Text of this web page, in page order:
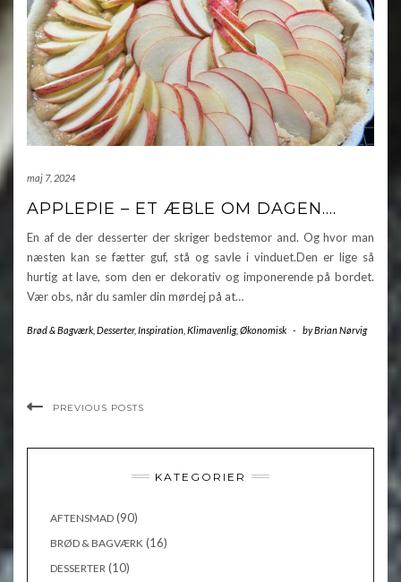
maj 7, 2024
APPLEPIE – ET ÆBLE OM DAGEN….
En af de der desserter der skriger bedstemor and. Og hvor man
næsten kan se fætter guf, stå og savle i vinduet.Den er lige så
hurtig at lave, som den er dekorativ og imponerende på bordet.
Vær obs, når du samler din mørdej på at…
Brød & Bagværk Desserter, Inspiration Klimavenlig, Økonomisk - byBrian Nørvig
PREVIOUS POSTS
KATEGORIER
AFTENSMAD (90)
BRØD & BAGVÆRK (16)
DESSERTER (10)